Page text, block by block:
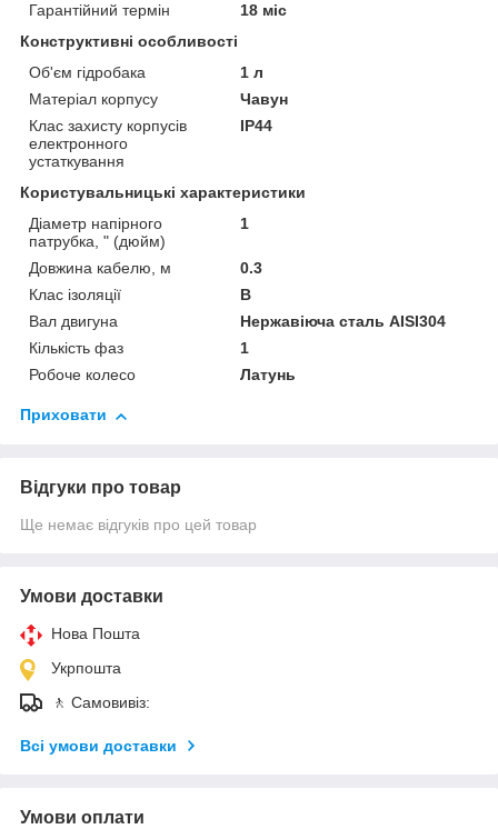
Гарантійний термін
18 міс
Конструктивні особливості
Об'єм гідробака
1 л
Матеріал корпусу
Чавун
Клас захисту корпусів
електронного
устаткування
IP44
Користувальницькі характеристики
Діаметр напірного
патрубка, " (дюйм)
1
Довжина кабелю, м
0.3
Клас ізоляції
B
Вал двигуна
Нержавіюча сталь AISI304
Кількість фаз
1
Робоче колесо
Латунь
Приховати
Відгуки про товар
Ще немає відгуків про цей товар
Умови доставки
Нова Пошта
Укрпошта
🚶 Самовивіз:
Всі умови доставки
Умови оплати